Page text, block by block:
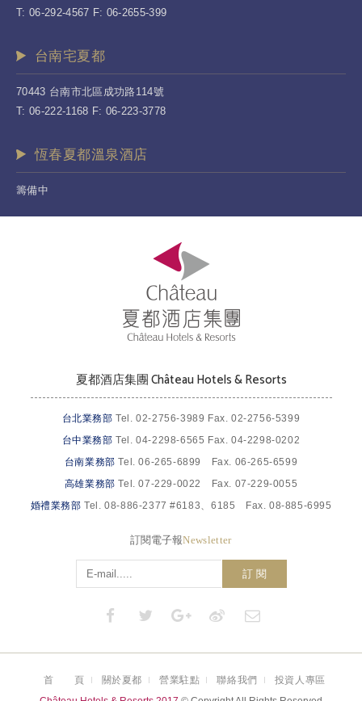
T: 06-292-4567 F: 06-2655-399
台南宅夏都
70443 台南市北區成功路114號
T: 06-222-1168 F: 06-223-3778
恆春夏都溫泉酒店
籌備中
夏都酒店集團 Château Hotels & Resorts
台北業務部 Tel. 02-2756-3989 Fax. 02-2756-5399
台中業務部 Tel. 04-2298-6565 Fax. 04-2298-0202
台南業務部 Tel. 06-265-6899 Fax. 06-265-6599
高雄業務部 Tel. 07-229-0022 Fax. 07-229-0055
婚禮業務部 Tel. 08-886-2377 #6183、6185 Fax. 08-885-6995
訂閱電子報Newsletter
訂 閱
首 頁 關於夏都 營業駐點 聯絡我們
投資人專區